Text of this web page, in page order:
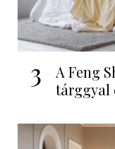
3
A Feng
tárggyal